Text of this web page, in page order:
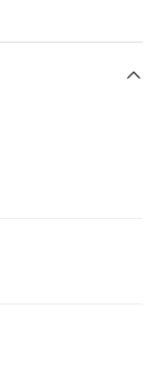
di fastidi per